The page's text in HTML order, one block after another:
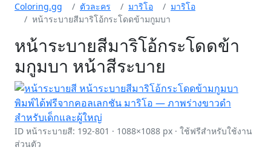
Coloring.gg ตัวละคร มาริโอ
มาริโอ
หน้าระบายสีมาริโอ้กระโดดข้ามกูมบา
หน้าระบายสีมาริโอ้กระโดดข้า
มกูมบา หน้าสีระบาย
ID หน้าระบายสี: 192-801 · 1088×1088 px · ใช้ฟรีสำหรับใช้งาน
ส่วนตัว